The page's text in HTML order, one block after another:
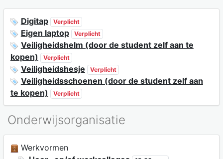
Digitap Verplicht
Eigen laptop Verplicht
Veiligheidshelm (door de student zelf aan te
kopen)
Verplicht
Veiligheidshesje Verplicht
Veiligheidsschoenen (door de student zelf aan
te kopen)
Verplicht
Onderwijsorganisatie
Werkvormen